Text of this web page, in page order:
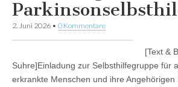
2. Juni 2026 • 0 Kommentare
[Text &
Suhre]Einladung zur Selbsthilfegruppe für
erkrankte Menschen und ihre Angehörigen